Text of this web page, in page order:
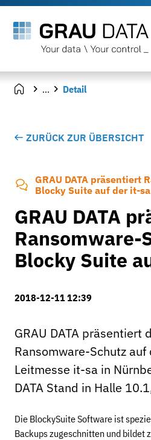
... Detail
ZURÜCK ZUR ÜBERSICHT
GRAU DATA präsentiert
Blocky Suite auf der it-sa
GRAU DATA
Ransomware-
Blocky Suite
2018-12-11 12:39
GRAU DATA präsentiert
Ransomware-Schutz
Leitmesse it-sa in
DATA Stand in Halle
Die BlockySuite Software ist
Backups zugeschnitten und bildet